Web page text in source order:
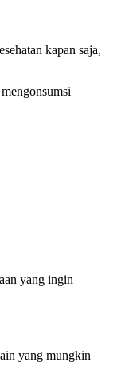
kapan saja,
yang ingin
yang mungkin